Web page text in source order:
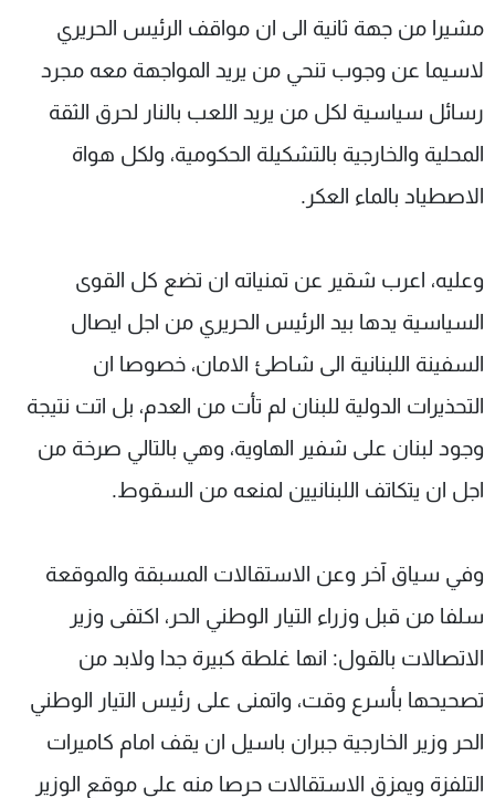
مشيرا من جهة ثانية الى ان مواقف الرئيس الحريري
لاسيما عن وجوب تنحي من يريد المواجهة معه مجرد
رسائل سياسية لكل من يريد اللعب بالنار لحرق الثقة
المحلية والخارجية بالتشكيلة الحكومية، ولكل هواة
الاصطياد بالماء العكر.
وعليه، اعرب شقير عن تمنياته ان تضع كل القوى
السياسية يدها بيد الرئيس الحريري من اجل ايصال
السفينة اللبنانية الى شاطئ الامان، خصوصا ان
التحذيرات الدولية للبنان لم تأت من العدم، بل اتت نتيجة
وجود لبنان على شفير الهاوية، وهي بالتالي صرخة من
اجل ان يتكاتف اللبنانيين لمنعه من السقوط.
وفي سياق آخر وعن الاستقالات المسبقة والموقعة
سلفا من قبل وزراء التيار الوطني الحر، اكتفى وزير
الاتصالات بالقول: انها غلطة كبيرة جدا ولابد من
تصحيحها بأسرع وقت، واتمنى على رئيس التيار الوطني
الحر وزير الخارجية جبران باسيل ان يقف امام كاميرات
التلفزة ويمزق الاستقالات حرصا منه على موقع الوزير